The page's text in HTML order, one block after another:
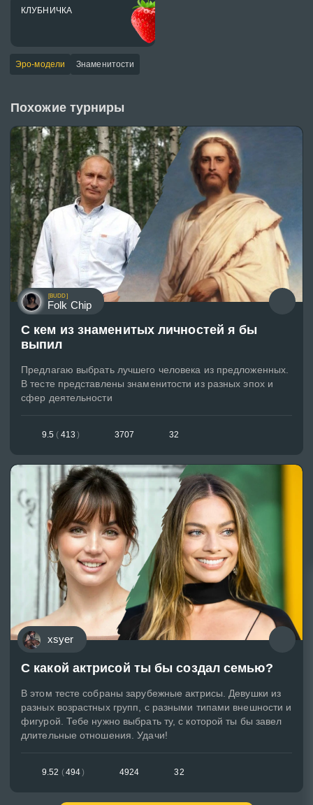
КЛУБНИЧКА
Эро-модели Знаменитости
Похожие турниры
[BUDD]
Folk Chip
С кем из знаменитых личностей я бы
выпил
Предлагаю выбрать лучшего человека из предложенных.
В тесте представлены знаменитости из разных эпох и
сфер деятельности
9.5 ( 413 ) 3707 32
xsyer
С какой актрисой ты бы создал семью?
В этом тесте собраны зарубежные актрисы. Девушки из
разных возрастных групп, с разными типами внешности и
фигурой. Тебе нужно выбрать ту, с которой ты бы завел
длительные отношения. Удачи!
9.52 (494) 4924 32